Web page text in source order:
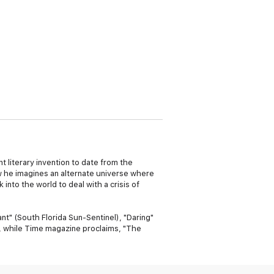
literary invention to date from the
he imagines an alternate universe where
into the world to deal with a crisis of
(South Florida Sun-Sentinel ), "Daring"
while Time magazine proclaims, "The